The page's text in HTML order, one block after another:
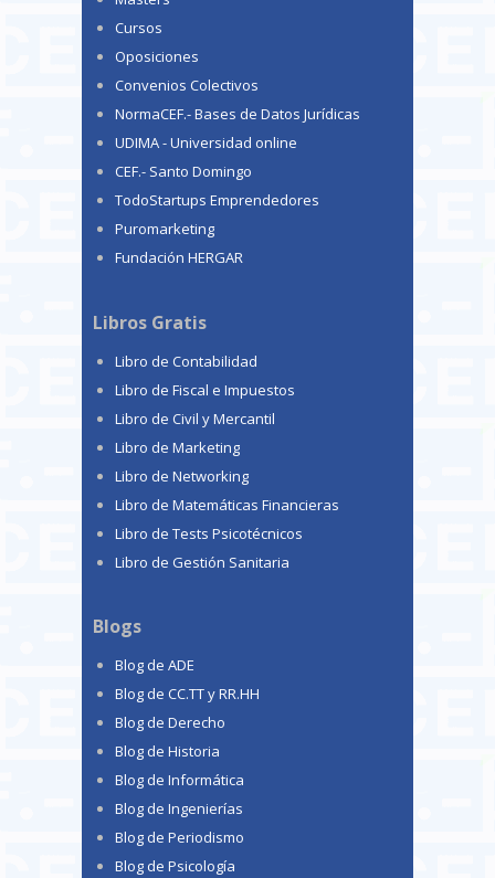
Cursos
Oposiciones
Convenios Colectivos
NormaCEF.- Bases de Datos Jurídicas
UDIMA - Universidad online
CEF.- Santo Domingo
TodoStartups Emprendedores
Puromarketing
Fundación HERGAR
Libros Gratis
Libro de Contabilidad
Libro de Fiscal e Impuestos
Libro de Civil y Mercantil
Libro de Marketing
Libro de Networking
Libro de Matemáticas Financieras
Libro de Tests Psicotécnicos
Libro de Gestión Sanitaria
Blogs
Blog de ADE
Blog de CC.TT y RR.HH
Blog de Derecho
Blog de Historia
Blog de Informática
Blog de Ingenierías
Blog de Periodismo
Blog de Psicología